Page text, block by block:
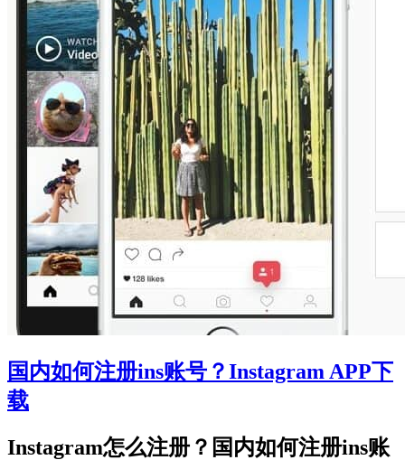
哪
个
加
速
器
好？
国内如何注册ins账号？Instagram APP下
载
Instagram怎么注册？国内如何注册ins账